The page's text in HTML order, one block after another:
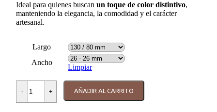
Ideal para quienes buscan un toque de color distintivo,
manteniendo la elegancia, la comodidad y el carácter
artesanal.
Largo
Ancho
Limpiar
-
Correa de reloj Nobuk Amarillo cantidad
+ AÑADIR AL CARRITO